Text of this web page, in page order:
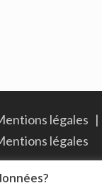
légales |
légales